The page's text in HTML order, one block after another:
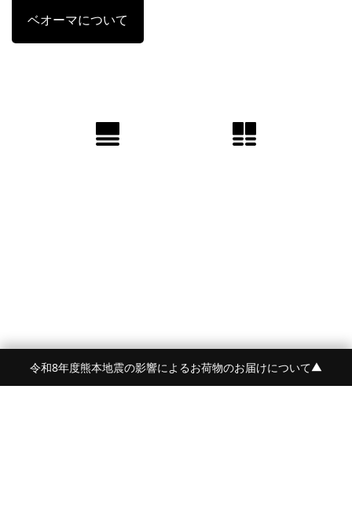
ベオーマについて
令和8年度熊本地震の影響によるお荷物のお届けについて▼